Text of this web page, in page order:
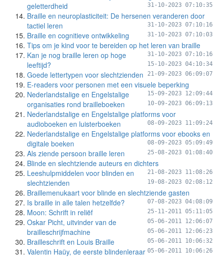
geletterdheid
31-10-2023 07:10:35
Braille en neuroplasticiteit: De hersenen veranderen door
tactiel leren
31-10-2023 07:10:16
Braille en cognitieve ontwikkeling 31-10-2023 07:10:03
Tips om je kind voor te bereiden op het leren van braille
31-10-2023 07:10:16
Kan je nog braille leren op hoge
leeftijd?
15-10-2023 04:10:34
Goede lettertypen voor slechtzienden 21-09-2023 06:09:07
E-readers voor personen met een visuele beperking
15-09-2023 12:09:44
Nederlandstalige en Engelstalige
organisaties rond brailleboeken
10-09-2023 06:09:13
Nederlandstalige en Engelstalige platforms voor
audioboeken en luisterboeken
08-09-2023 11:09:24
Nederlandstalige en Engelstalige platforms voor ebooks en
digitale boeken
08-09-2023 05:09:49
Als ziende persoon braille leren 25-08-2023 01:08:40
Blinde en slechtziende auteurs en dichters
21-08-2023 11:08:26
Leeshulpmiddelen voor blinden en
slechtzienden
19-08-2023 02:08:12
Braillemenukaart voor blinde en slechtziende gasten
07-08-2023 04:08:09
Is braille in alle talen hetzelfde?
25-11-2011 05:11:05
Moon: Schrift in reliëf
05-06-2011 12:06:07
Oskar Picht, uitvinder van de
brailleschrijfmachine
05-06-2011 12:06:23
Brailleschrift en Louis Braille 05-06-2011 10:06:32
Valentin Haüy, de eerste blindenleraar 05-06-2011 10:06:26